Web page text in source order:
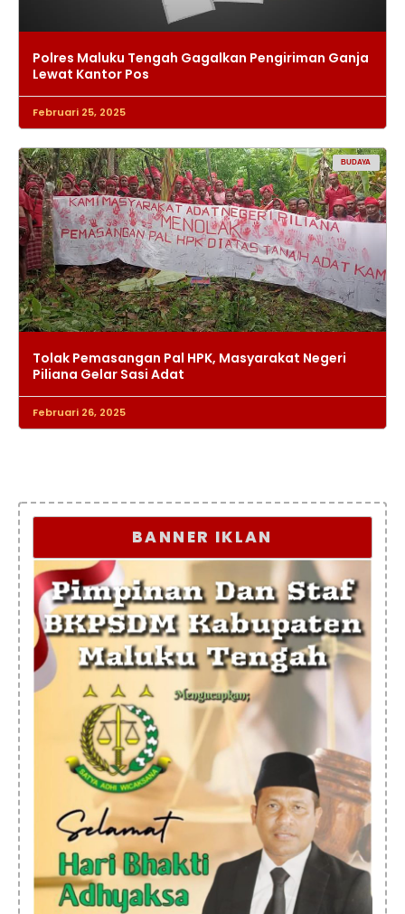
Polres Maluku Tengah Gagalkan Pengiriman Ganja
Lewat Kantor Pos
Februari 25, 2025
BUDAYA
Tolak Pemasangan Pal HPK, Masyarakat Negeri
Piliana Gelar Sasi Adat
Februari 26, 2025
BANNER IKLAN